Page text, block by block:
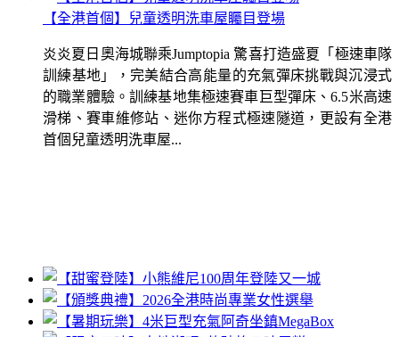
【全港首個】兒童透明洗車屋矚目登場
炎炎夏日奧海城聯乘Jumptopia 驚喜打造盛夏「極速車隊
訓練基地」，完美結合高能量的充氣彈床挑戰與沉浸式
的職業體驗。訓練基地集極速賽車巨型彈床、6.5米高速
滑梯、賽車維修站、迷你方程式極速隧道，更設有全港
首個兒童透明洗車屋...